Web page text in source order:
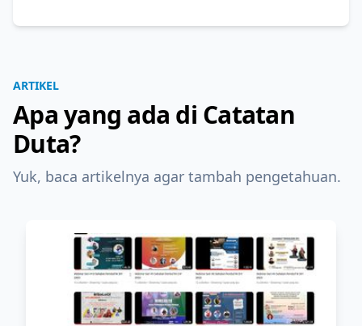
ARTIKEL
Apa yang ada di Catatan
Duta?
Yuk, baca artikelnya agar tambah pengetahuan.